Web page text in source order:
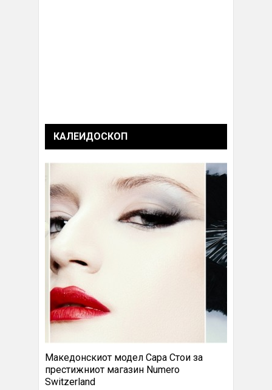
КАЛЕИДОСКОП
Македонскиот модел Сара Стои за
престижниот магазин Numero
Switzerland